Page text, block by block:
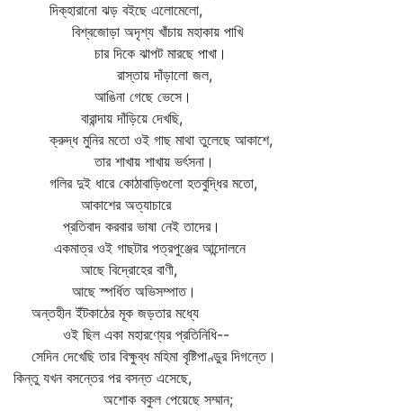
দিক্‌হারানো ঝড় বইছে এলোমেলো,
বিশ্বজোড়া অদৃশ্য খাঁচায় মহাকায় পাখি
চার দিকে ঝাপট মারছে পাখা।
রাস্তায় দাঁড়ালো জল,
আঙিনা গেছে ভেসে।
বারান্দায় দাঁড়িয়ে দেখছি,
ক্রুদ্ধ মুনির মতো ওই গাছ মাথা তুলেছে আকাশে,
তার শাখায় শাখায় ভর্ৎসনা।
গলির দুই ধারে কোঠাবাড়িগুলো হতবুদ্ধির মতো,
আকাশের অত্যাচারে
প্রতিবাদ করবার ভাষা নেই তাদের।
একমাত্র ওই গাছটার পত্রপুঞ্জের আন্দোলনে
আছে বিদ্রোহের বাণী,
আছে স্পর্ধিত অভিসম্পাত।
অন্তহীন ইঁটকাঠের মূক জড়তার মধ্যে
ওই ছিল একা মহারণ্যের প্রতিনিধি--
সেদিন দেখেছি তার বিক্ষুব্ধ মহিমা বৃষ্টিপাণ্ডুর দিগন্তে।
কিন্তু যখন বসন্তের পর বসন্ত এসেছে,
অশোক বকুল পেয়েছে সম্মান;